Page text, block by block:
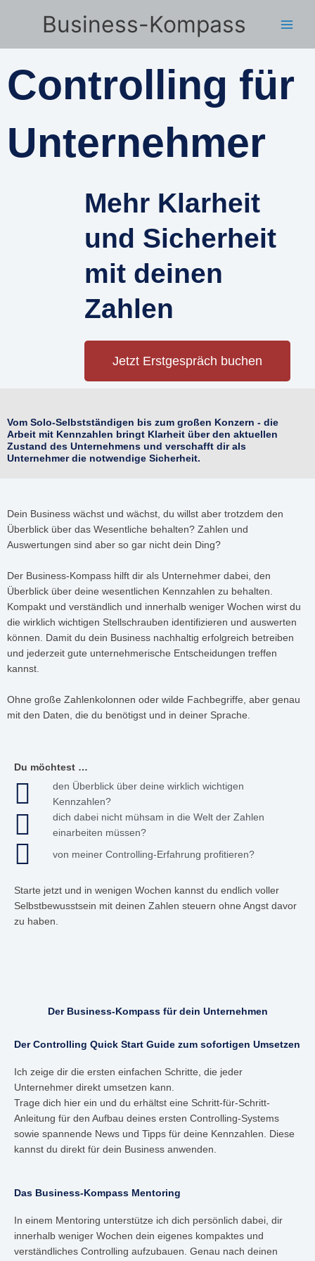
Business-Kompass
Controlling für
Unternehmer
Mehr Klarheit
und Sicherheit
mit deinen
Zahlen
Jetzt Erstgespräch buchen
Vom Solo-Selbstständigen bis zum großen Konzern - die
Arbeit mit Kennzahlen bringt Klarheit über den aktuellen
Zustand des Unternehmens und verschafft dir als
Unternehmer die notwendige Sicherheit.
Dein Business wächst und wächst, du willst aber trotzdem den
Überblick über das Wesentliche behalten? Zahlen und
Auswertungen sind aber so gar nicht dein Ding?
Der Business-Kompass hilft dir als Unternehmer dabei, den
Überblick über deine wesentlichen Kennzahlen zu behalten.
Kompakt und verständlich und innerhalb weniger Wochen wirst du
die wirklich wichtigen Stellschrauben identifizieren und auswerten
können. Damit du dein Business nachhaltig erfolgreich betreiben
und jederzeit gute unternehmerische Entscheidungen treffen
kannst.
Ohne große Zahlenkolonnen oder wilde Fachbegriffe, aber genau
mit den Daten, die du benötigst und in deiner Sprache.
Du möchtest …
den Überblick über deine wirklich wichtigen
Kennzahlen?
dich dabei nicht mühsam in die Welt der Zahlen
einarbeiten müssen?
von meiner Controlling-Erfahrung profitieren?
Starte jetzt und in wenigen Wochen kannst du endlich voller
Selbstbewusstsein mit deinen Zahlen steuern ohne Angst davor
zu haben.
Der Business-Kompass für dein Unternehmen
Der Controlling Quick Start Guide zum sofortigen Umsetzen
Ich zeige dir die ersten einfachen Schritte, die jeder
Unternehmer direkt umsetzen kann.
Trage dich hier ein und du erhältst eine Schritt-für-Schritt-
Anleitung für den Aufbau deines ersten Controlling-Systems
sowie spannende News und Tipps für deine Kennzahlen. Diese
kannst du direkt für dein Business anwenden.
Das Business-Kompass Mentoring
In einem Mentoring unterstütze ich dich persönlich dabei, dir
innerhalb weniger Wochen dein eigenes kompaktes und
verständliches Controlling aufzubauen. Genau nach deinen